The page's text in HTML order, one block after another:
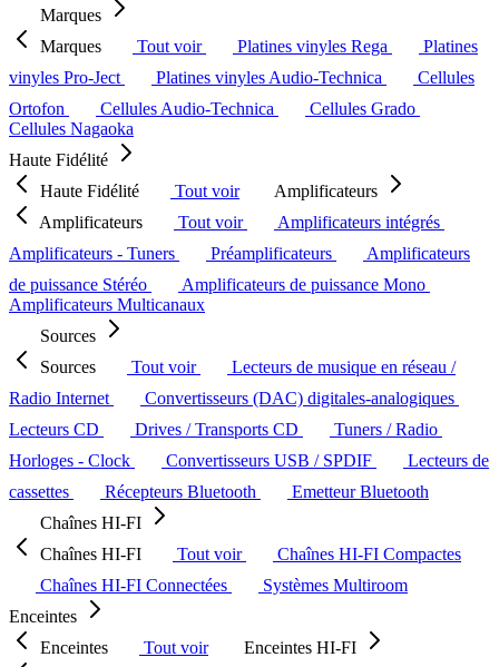
Marques
Marques
Tout voir Platines vinyles Rega
Platines
vinyles Pro-Ject
Platines vinyles Audio-Technica
Cellules
Ortofon
Cellules Audio-Technica
Cellules Grado
Cellules Nagaoka
Haute Fidélité
Haute Fidélité
Tout voir
Amplificateurs
Amplificateurs
Tout voir
Amplificateurs intégrés
Amplificateurs - Tuners
Préamplificateurs
Amplificateurs
de puissance Stéréo
Amplificateurs de puissance Mono
Amplificateurs Multicanaux
Sources
Sources
Tout voir
Lecteurs de musique en réseau /
Radio Internet
Convertisseurs (DAC) digitales-analogiques
Lecteurs CD
Drives / Transports CD
Tuners / Radio
Horloges - Clock
Convertisseurs USB / SPDIF
Lecteurs de
cassettes
Récepteurs Bluetooth
Emetteur Bluetooth
Chaînes HI-FI
Chaînes HI-FI
Tout voir
Chaînes HI-FI Compactes
Chaînes HI-FI Connectées
Systèmes Multiroom
Enceintes
Enceintes
Tout voir
Enceintes HI-FI